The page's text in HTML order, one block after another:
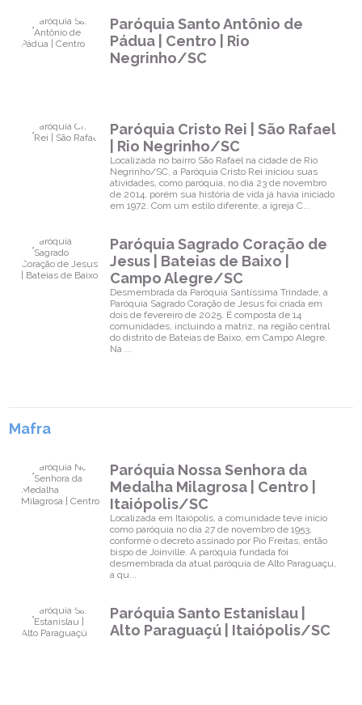
Paróquia Santo Antônio de
Pádua | Centro | Rio
Negrinho/SC
Paróquia Cristo Rei | São Rafael
| Rio Negrinho/SC
Localizada no bairro São Rafael na cidade de Rio
Negrinho/SC, a Paróquia Cristo Rei iniciou suas
atividades, como paróquia, no dia 23 de novembro
de 2014, porém sua história de vida já havia iniciado
em 1972. Com um estilo diferente, a igreja C...
Paróquia Sagrado Coração de
Jesus | Bateias de Baixo |
Campo Alegre/SC
Desmembrada da Paróquia Santíssima Trindade, a
Paróquia Sagrado Coração de Jesus foi criada em
dois de fevereiro de 2025. É composta de 14
comunidades, incluindo a matriz, na região central
do distrito de Bateias de Baixo, em Campo Alegre.
Na ...
Mafra
Paróquia Nossa Senhora da
Medalha Milagrosa | Centro |
Itaiópolis/SC
Localizada em Itaiópolis, a comunidade teve início
como paróquia no dia 27 de novembro de 1953,
conforme o decreto assinado por Pio Freitas, então
bispo de Joinville. A paróquia fundada foi
desmembrada da atual paróquia de Alto Paraguaçu,
a qu...
Paróquia Santo Estanislau |
Alto Paraguaçú | Itaiópolis/SC